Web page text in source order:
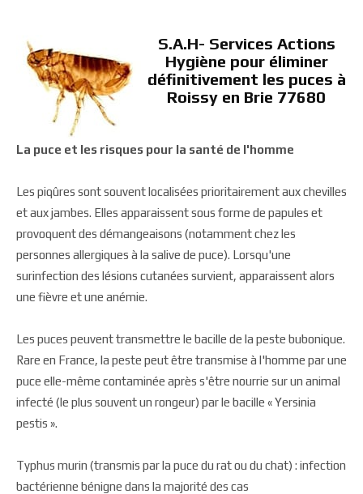
S.A.H- Services Actions
Hygiène pour éliminer
définitivement les puces à
Roissy en Brie 77680
La puce et les risques pour la santé de l'homme
Les piqûres sont souvent localisées prioritairement aux chevilles
et aux jambes. Elles apparaissent sous forme de papules et
provoquent des démangeaisons (notamment chez les
personnes allergiques à la salive de puce). Lorsqu'une
surinfection des lésions cutanées survient, apparaissent alors
une fièvre et une anémie.
Les puces peuvent transmettre le bacille de la peste bubonique.
Rare en France, la peste peut être transmise à l'homme par une
puce elle-même contaminée après s'être nourrie sur un animal
infecté (le plus souvent un rongeur) par le bacille « Yersinia
pestis ».
Typhus murin (transmis par la puce du rat ou du chat) : infection
bactérienne bénigne dans la majorité des cas